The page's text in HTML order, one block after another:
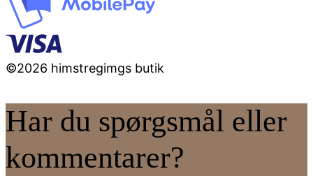
©2026 himstregimgs butik
Har du spørgsmål eller
kommentarer?